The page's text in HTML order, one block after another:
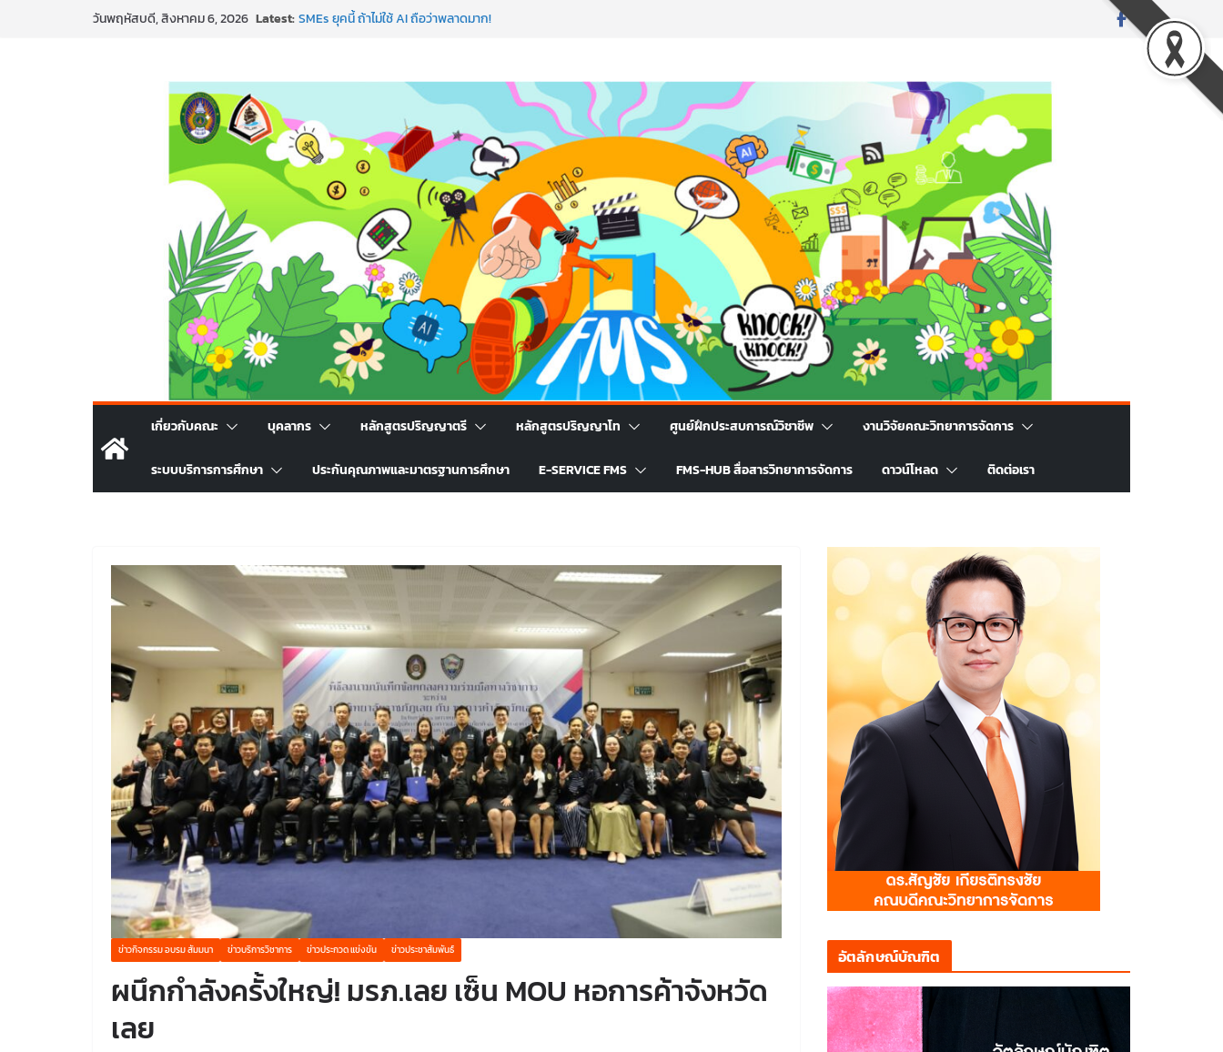
วันพฤหัสบดี, สิงหาคม 6, 2026 Latest:SMEs ยุคนี้ ถ้าไม่ใช้ AI ถือว่าพลาดมาก!
พร้อมลุยแล้ว! ปักหมุดโรดแมป AI อัปสกิลธุรกิจให้พุ่งทะยาน
พาธุรกิจท้องถิ่นสู่ตลาดโลก ด้วยเทคโนโลยี AI!
เกี่ยวกับคณะ บุคลากร หลักสูตรปริญญาตรี หลักสูตรปริญญาโท ศูนย์ฝึกประสบการณ์วิชาชีพ งานวิจัยคณะวิทยาการจัดการ
ระบบบริการการศึกษา ประกันคุณภาพและมาตรฐานการศึกษา E-SERVICE FMS FMS-HUB สื่อสารวิทยาการจัดการ ดาวน์โหลด ติดต่อเรา
ข่าวกิจกรรม อบรม สัมมนา ข่าวบริการวิชาการ ข่าวประกวด แข่งขัน ข่าวประชาสัมพันธ์
ผนึกกำลังครั้งใหญ่! มรภ.เลย เซ็น MOU หอการค้าจังหวัด
เลย
อัตลักษณ์บัณฑิต